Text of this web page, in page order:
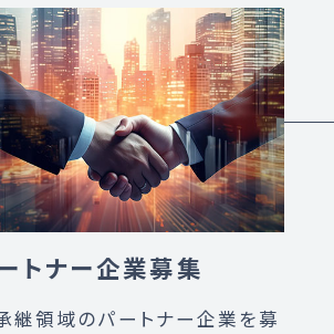
トナー企業募集
継領域のパートナー企業を募